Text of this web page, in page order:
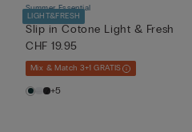
LIGHT&FRESH
Summer Essential
Slip in Cotone Light & Fresh
CHF 19.95
Mix & Match 3+1 GRATIS
+5